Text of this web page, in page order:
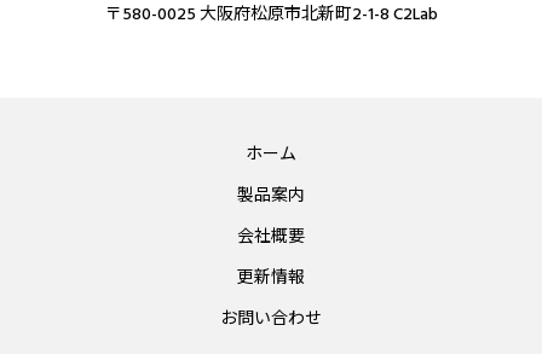
〒580-0025 大阪府松原市北新町2-1-8 C2Lab
ホーム
製品案内
会社概要
更新情報
お問い合わせ